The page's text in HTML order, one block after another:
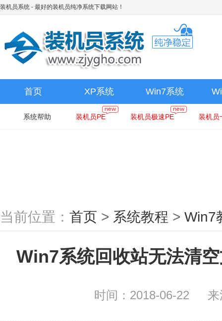
装机员系统 - 最好的装机员纯净系统下载网站！
首页 XP系统 Win7系统
系统帮助 装机员PE 装机员极速PE 装机员
当前位置： 首页 > 系统教程 > Win7
Win7系统回收站无法清
时间：2018-06-22